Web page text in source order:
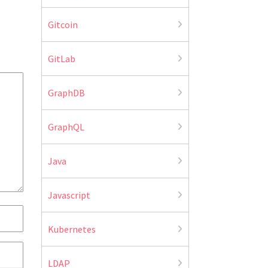
Gitcoin
GitLab
GraphDB
GraphQL
Java
Javascript
Kubernetes
LDAP